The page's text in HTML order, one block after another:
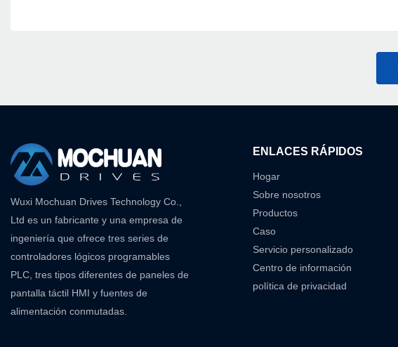
Wuxi Mochuan Drives Technology Co.,
Ltd es un fabricante y una empresa de
ingeniería que ofrece tres series de
controladores lógicos programables
PLC, tres tipos diferentes de paneles de
pantalla táctil HMI y fuentes de
alimentación conmutadas.
ENLACES RÁPIDOS
Hogar
Sobre nosotros
Productos
Caso
Servicio personalizado
Centro de información
política de privacidad